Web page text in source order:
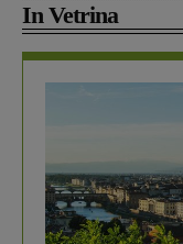
In Vetrina